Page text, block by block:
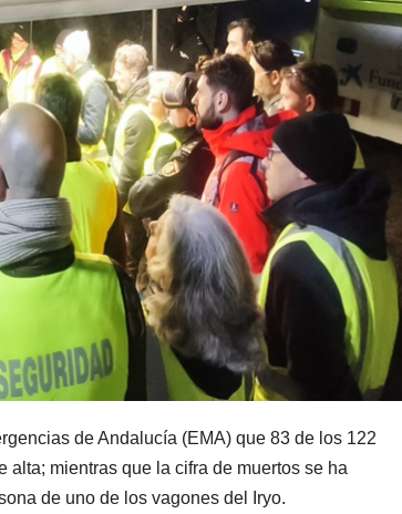
de Andalucía (EMA) que 83 de los 122
mientras que la cifra de muertos se ha
de uno de los vagones del Iryo.